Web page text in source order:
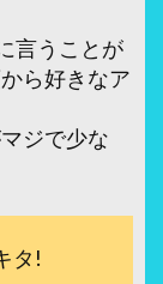
言うことが
ら好きなア
ジで少な
タ!